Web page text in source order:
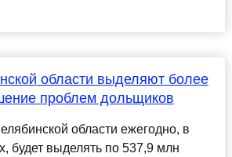
области выделяют более
проблем дольщиков
области ежегодно, в
будет выделять по 537,9 млн